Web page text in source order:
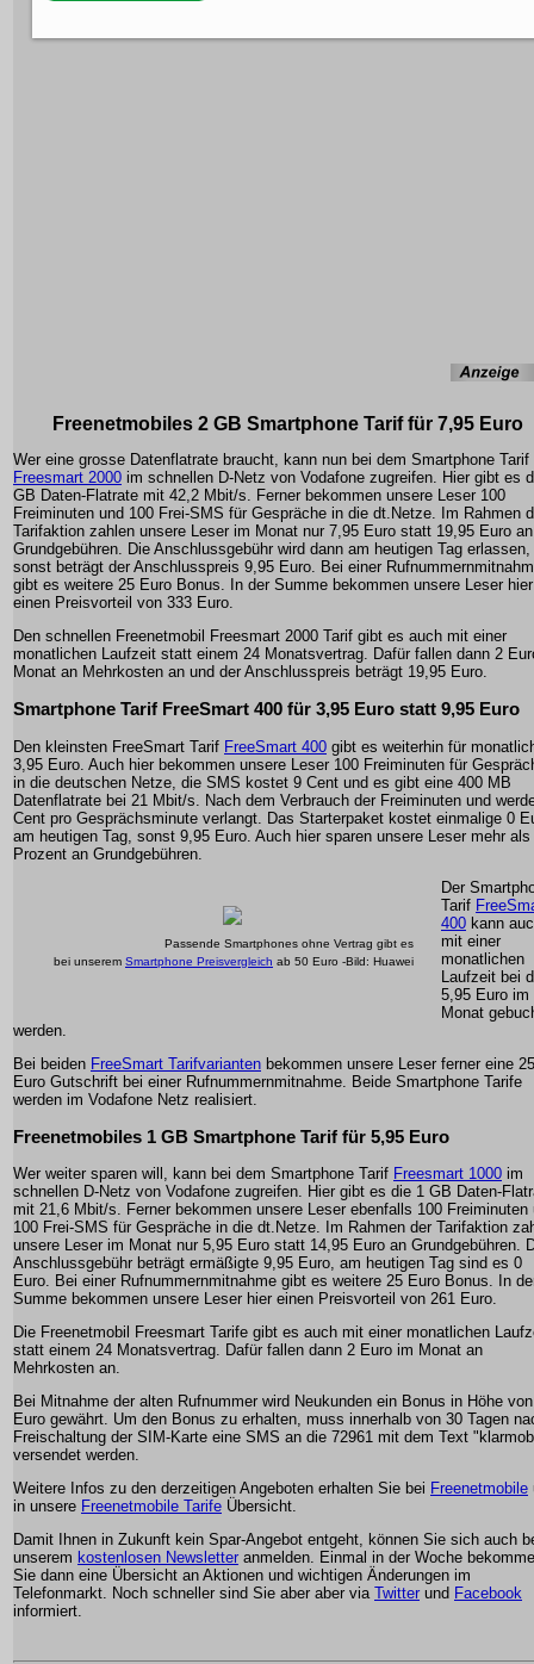
Freenetmobiles 2 GB Smartphone Tarif für 7,95 Euro
Wer eine grosse Datenflatrate braucht, kann nun bei dem Smartphone Tarif
Freesmart 2000 im schnellen D-Netz von Vodafone zugreifen. Hier gibt es
GB Daten-Flatrate mit 42,2 Mbit/s. Ferner bekommen unsere Leser 100
Freiminuten und 100 Frei-SMS für Gespräche in die dt.Netze. Im Rahmen
Tarifaktion zahlen unsere Leser im Monat nur 7,95 Euro statt 19,95 Euro an
Grundgebühren. Die Anschlussgebühr wird dann am heutigen Tag erlassen,
sonst beträgt der Anschlusspreis 9,95 Euro. Bei einer
gibt es weitere 25 Euro Bonus. In der Summe bekommen unsere Leser hier
einen Preisvorteil von 333 Euro.
Den schnellen Freenetmobil Freesmart 2000 Tarif gibt es auch mit einer
monatlichen Laufzeit statt einem 24 Monatsvertrag. Dafür fallen dann 2
Monat an Mehrkosten an und der Anschlusspreis beträgt 19,95 Euro.
Smartphone Tarif FreeSmart 400 für 3,95 Euro statt 9,95 Euro
Den kleinsten FreeSmart Tarif FreeSmart 400 gibt es weiterhin für
3,95 Euro. Auch hier bekommen unsere Leser 100 Freiminuten für
in die deutschen Netze, die SMS kostet 9 Cent und es gibt eine 400 MB
Datenflatrate bei 21 Mbit/s. Nach dem Verbrauch der Freiminuten und
Cent pro Gesprächsminute verlangt. Das Starterpaket kostet einmalige 0
am heutigen Tag, sonst 9,95 Euro. Auch hier sparen unsere Leser mehr als
Prozent an Grundgebühren.
Passende Smartphones ohne Vertrag gibt es
bei unserem Smartphone Preisvergleich ab 50 Euro -Bild: Huawei
Der
Tarif
400 kann
mit einer
monatlichen
Laufzeit bei
5,95 Euro im
Monat
werden.
Bei beiden FreeSmart Tarifvarianten bekommen unsere Leser ferner eine 25
Euro Gutschrift bei einer Rufnummernmitnahme. Beide Smartphone Tarife
werden im Vodafone Netz realisiert.
Freenetmobiles 1 GB Smartphone Tarif für 5,95 Euro
Wer weiter sparen will, kann bei dem Smartphone Tarif Freesmart 1000 im
schnellen D-Netz von Vodafone zugreifen. Hier gibt es die 1 GB Daten-
mit 21,6 Mbit/s. Ferner bekommen unsere Leser ebenfalls 100 Freiminuten
100 Frei-SMS für Gespräche in die dt.Netze. Im Rahmen der Tarifaktion
unsere Leser im Monat nur 5,95 Euro statt 14,95 Euro an Grundgebühren.
Anschlussgebühr beträgt ermäßigte 9,95 Euro, am heutigen Tag sind es 0
Euro. Bei einer Rufnummernmitnahme gibt es weitere 25 Euro Bonus. In
Summe bekommen unsere Leser hier einen Preisvorteil von 261 Euro.
Die Freenetmobil Freesmart Tarife gibt es auch mit einer monatlichen
statt einem 24 Monatsvertrag. Dafür fallen dann 2 Euro im Monat an
Mehrkosten an.
Bei Mitnahme der alten Rufnummer wird Neukunden ein Bonus in Höhe
Euro gewährt. Um den Bonus zu erhalten, muss innerhalb von 30 Tagen
Freischaltung der SIM-Karte eine SMS an die 72961 mit dem Text
versendet werden.
Weitere Infos zu den derzeitigen Angeboten erhalten Sie bei Freenetmobile
in unsere Freenetmobile Tarife Übersicht.
Damit Ihnen in Zukunft kein Spar-Angebot entgeht, können Sie sich auch
unserem kostenlosen Newsletter anmelden. Einmal in der Woche
Sie dann eine Übersicht an Aktionen und wichtigen Änderungen im
Telefonmarkt. Noch schneller sind Sie aber aber via Twitter und Facebook
informiert.